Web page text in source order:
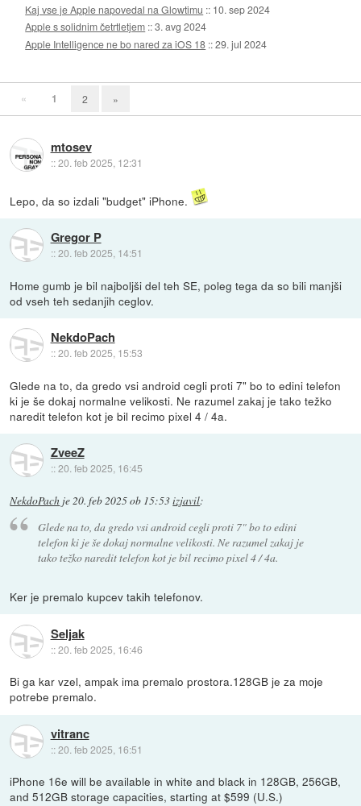
Kaj vse je Apple napovedal na Glowtimu :: 10. sep 2024
Apple s solidnim četrtletjem ::3. avg 2024
Apple Intelligence ne bo nared za iOS 18 ::29. jul 2024
« 1 2 »
mtosev
::20. feb 2025, 12:31
Lepo, da so izdali "budget" iPhone.
Gregor P
::20. feb 2025, 14:51
Home gumb je bil najboljši del teh SE, poleg tega da so bili manjši
od vseh teh sedanjih ceglov.
NekdoPach
::20. feb 2025, 15:53
Glede na to, da gredo vsi android cegli proti 7" bo to edini telefon
ki je še dokaj normalne velikosti. Ne razumel zakaj je tako težko
naredit telefon kot je bil recimo pixel 4 / 4a.
ZveeZ
::20. feb 2025, 16:45
NekdoPach je20. feb 2025 ob 15:53izjavil:
Glede na to, da gredo vsi android cegli proti 7" bo to edini
telefon ki je še dokaj normalne velikosti. Ne razumel zakaj je
tako težko naredit telefon kot je bil recimo pixel 4 / 4a.
Ker je premalo kupcev takih telefonov.
Seljak
::20. feb 2025, 16:46
Bi ga kar vzel, ampak ima premalo prostora.128GB je za moje
potrebe premalo.
vitranc
::20. feb 2025, 16:51
iPhone 16e will be available in white and black in 128GB, 256GB,
and 512GB storage capacities, starting at $599 (U.S.)